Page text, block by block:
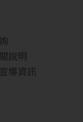
說明
導資訊